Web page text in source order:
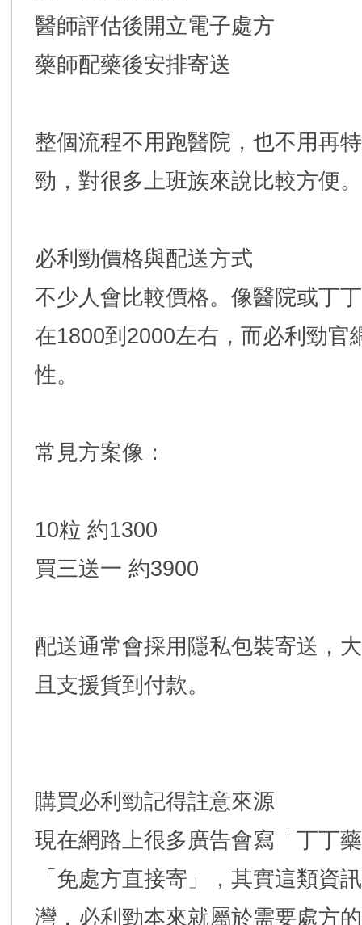
醫師評估後開立電子處方
藥師配藥後安排寄送
整個流程不用跑醫院，也不用再
勁，對很多上班族來說比較方便。
必利勁價格與配送方式
不少人會比較價格。像醫院或丁
在1800到2000左右，而必利勁官
性。
常見方案像：
10粒 約1300
買三送一 約3900
配送通常會採用隱私包裝寄送，
且支援貨到付款。
購買必利勁記得註意來源
現在網路上很多廣告會寫「丁丁
「免處方直接寄」，其實這類資
灣，必利勁本來就屬於需要處方